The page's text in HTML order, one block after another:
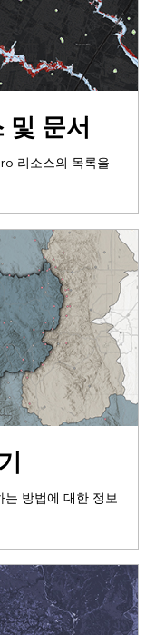
문서
리소스의 목록을
방법에 대한 정보